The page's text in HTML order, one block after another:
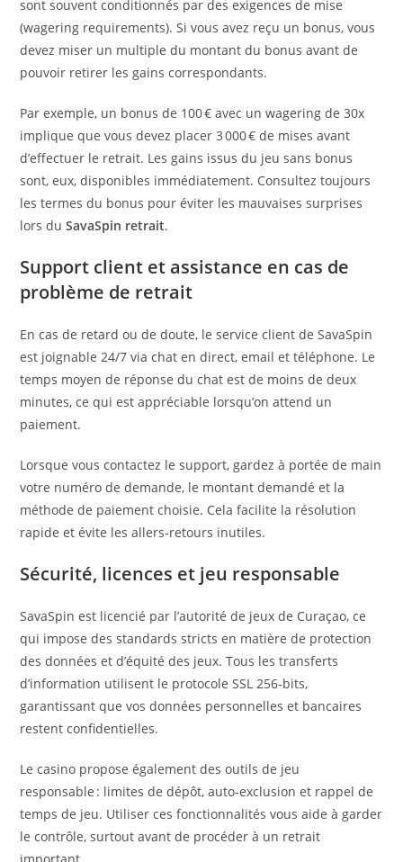
sont souvent conditionnés par des exigences de mise
(wagering requirements). Si vous avez reçu un bonus, vous
devez miser un multiple du montant du bonus avant de
pouvoir retirer les gains correspondants.
Par exemple, un bonus de 100 € avec un wagering de 30x
implique que vous devez placer 3 000 € de mises avant
d’effectuer le retrait. Les gains issus du jeu sans bonus
sont, eux, disponibles immédiatement. Consultez toujours
les termes du bonus pour éviter les mauvaises surprises
lors duSavaSpin retrait.
Support client et assistance en cas de
problème de retrait
En cas de retard ou de doute, le service client de SavaSpin
est joignable 24/7 via chat en direct, email et téléphone. Le
temps moyen de réponse du chat est de moins de deux
minutes, ce qui est appréciable lorsqu’on attend un
paiement.
Lorsque vous contactez le support, gardez à portée de main
votre numéro de demande, le montant demandé et la
méthode de paiement choisie. Cela facilite la résolution
rapide et évite les allers‑retours inutiles.
Sécurité, licences et jeu responsable
SavaSpin est licencié par l’autorité de jeux de Curaçao, ce
qui impose des standards stricts en matière de protection
des données et d’équité des jeux. Tous les transferts
d’information utilisent le protocole SSL 256‑bits,
garantissant que vos données personnelles et bancaires
restent confidentielles.
Le casino propose également des outils de jeu
responsable : limites de dépôt, auto‑exclusion et rappel de
temps de jeu. Utiliser ces fonctionnalités vous aide à garder
le contrôle, surtout avant de procéder à un retrait